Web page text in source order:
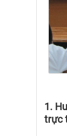
1.
trực